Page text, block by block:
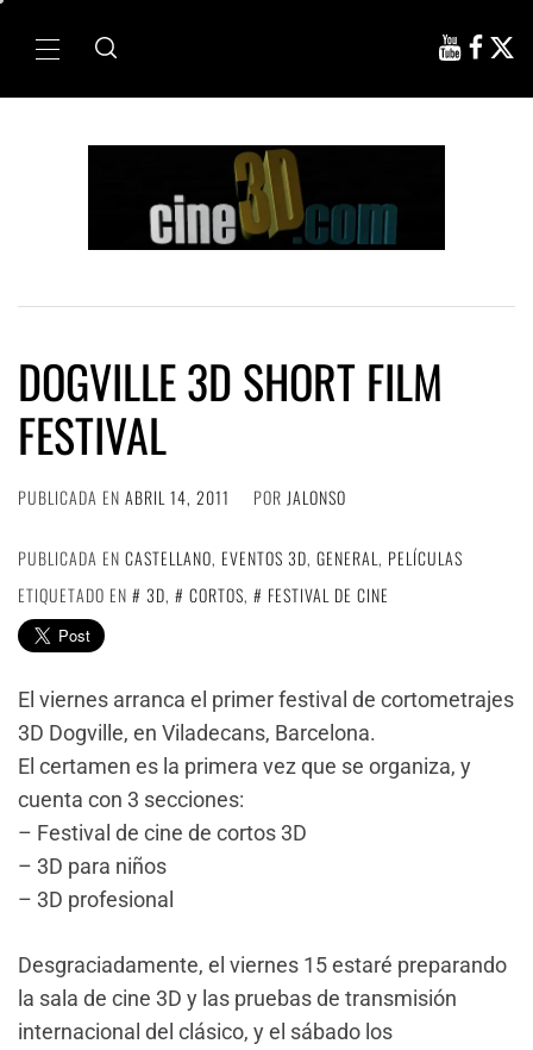
Menú
DOGVILLE 3D SHORT FILM
FESTIVAL
PUBLICADA EN ABRIL 14, 2011 POR JALONSO
PUBLICADA EN CASTELLANO, EVENTOS 3D, GENERAL, PELÍCULAS
ETIQUETADO EN
3D, CORTOS, FESTIVAL DE CINE
El viernes arranca el primer festival de cortometrajes
3D Dogville, en Viladecans, Barcelona.
El certamen es la primera vez que se organiza, y
cuenta con 3 secciones:
– Festival de cine de cortos 3D
– 3D para niños
– 3D profesional
Desgraciadamente, el viernes 15 estaré preparando
la sala de cine 3D y las pruebas de transmisión
internacional del clásico, y el sábado los